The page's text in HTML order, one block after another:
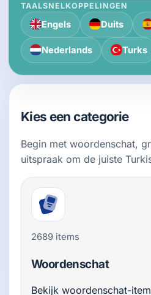
TAALSNELKOPPELINGEN
Engels Duits
Nederlands Turks
Kies een categorie
Begin met woordenschat,
uitspraak om de juiste
2689 items
Woordenschat
Bekijk woordenschat-